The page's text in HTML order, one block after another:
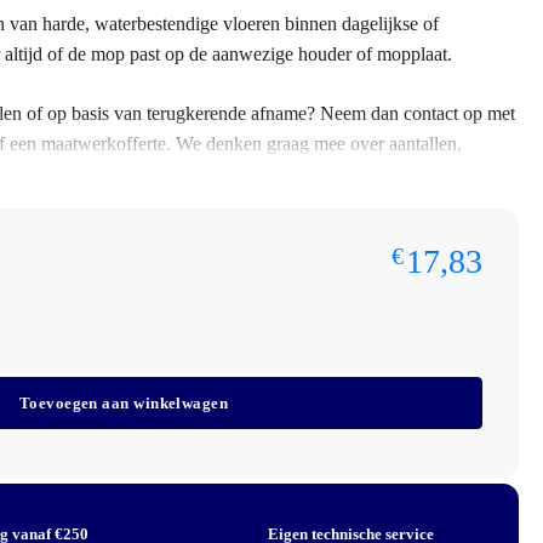
harde, waterbestendige vloeren binnen dagelijkse of
of de mop past op de aanwezige houder of mopplaat.
of op basis van terugkerende afname? Neem dan contact op met
maatwerkofferte. We denken graag mee over aantallen,
40cm
of mopplaat
€17,83
Toevoegen aan winkelwagen
vanaf €250 Eigen technische service